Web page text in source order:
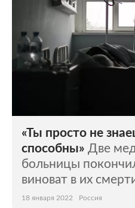
«Ты просто не
способны» Две
больницы
виноват в их
18 января 2022 Россия